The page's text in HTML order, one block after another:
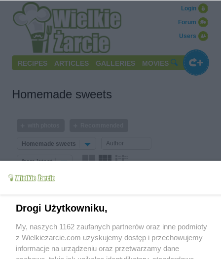
Users
Forum
Login
RECIPES ARTICLES GALLERIES MOVIES
Homemade sweets
Homemade sweets
from latest
Praline with Marzipan,
rum and nuts
Drogi Użytkowniku,
My, naszych 1162 zaufanych partnerów oraz inne podmioty
z Wielkiezarcie.com uzyskujemy dostęp i przechowujemy
informacje na urządzeniu oraz przetwarzamy dane